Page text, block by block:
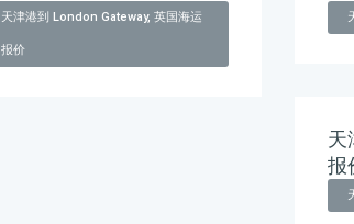
天津港到 London Gateway, 英国海运
报价
天
报